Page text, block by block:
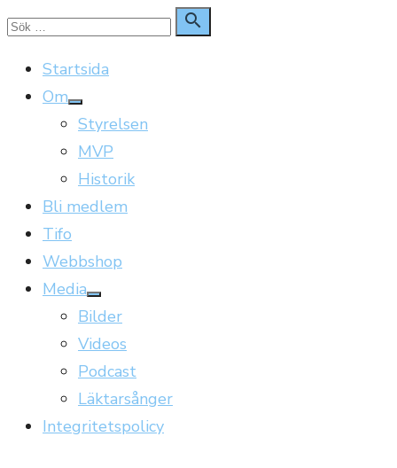
Hoppa
innehåll
Sök

Sök
Startsida
Om
Visa
undermeny
Styrelsen
MVP
Historik
Bli medlem
Tifo
Webbshop
Media
Visa
undermeny
Bilder
Videos
Podcast
Läktarsånger
Integritetspolicy